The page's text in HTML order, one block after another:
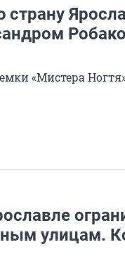
«Мистера
улицам.